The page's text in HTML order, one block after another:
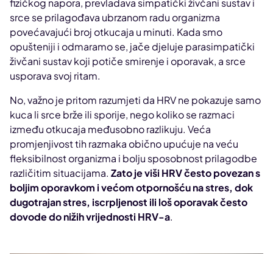
srce se prilagođava ubrzanom radu organizma
povećavajući broj otkucaja u minuti. Kada smo
opušteniji i odmaramo se, jače djeluje parasimpatički
živčani sustav koji potiče smirenje i oporavak, a srce
usporava svoj ritam.
No, važno je pritom razumjeti da HRV ne pokazuje samo
kuca li srce brže ili sporije, nego koliko se razmaci
između otkucaja međusobno razlikuju. Veća
promjenjivost tih razmaka obično upućuje na veću
fleksibilnost organizma i bolju sposobnost prilagodbe
različitim situacijama. Zato je viši HRV često povezan s
boljim oporavkom i većom otpornošću na stres, dok
dugotrajan stres, iscrpljenost ili loš oporavak često
dovode do nižih vrijednosti HRV-a.